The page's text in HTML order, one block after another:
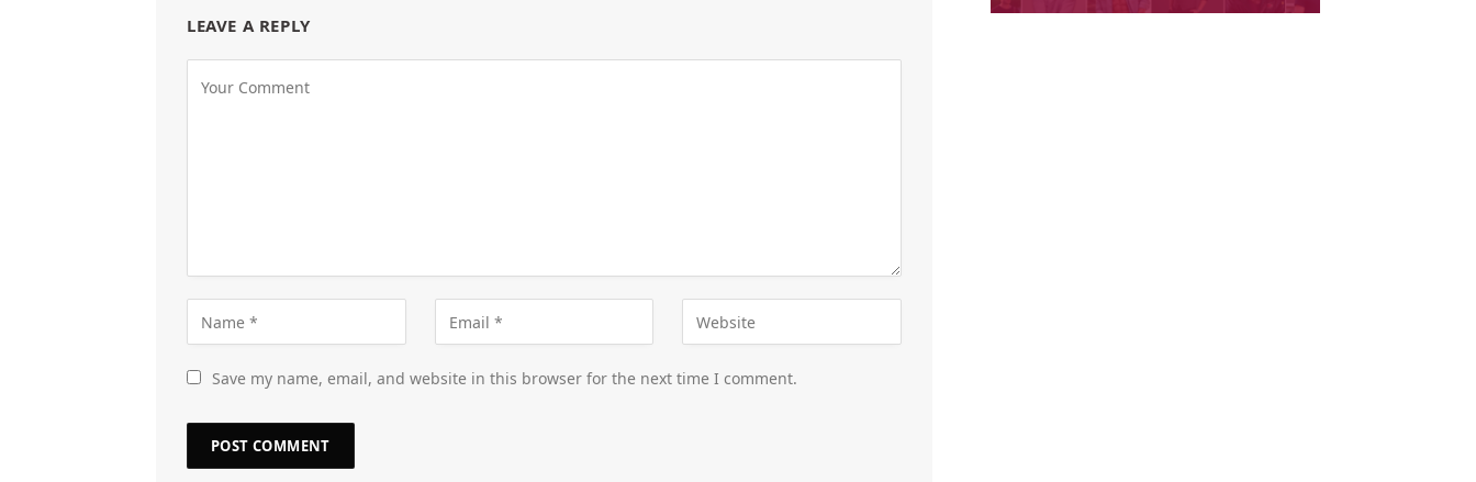
LEAVE A REPLY
Save my name, email, and website in this browser for the next time I comment.